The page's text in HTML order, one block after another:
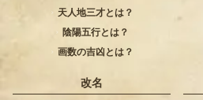
天人地三才とは？
陰陽五行とは？
画数の吉凶とは？
改名